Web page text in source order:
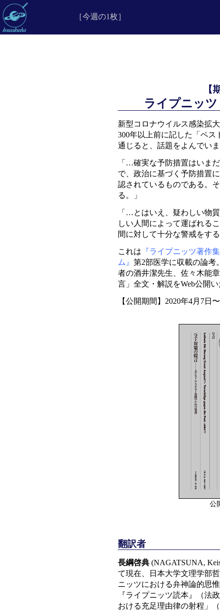
［今週の1枚］
【
ライプニッ
新型コロナウイルス感染拡
300年以上前に記した「ペ
通じると、話題をよんでい
「…確実な予防措置はいま
で、政治に基づく予防措置
認されているものである。
る。」
「…とはいえ、疑わしい物
しい人間によって運ばれる
間に対して十分な警戒をす
これは 『ライプニッツ著作
ム』 第2部医学に収載の論考
者の酒井潔先生、佐々木能
言」全文・解説をWeb公開
【公開期間】2020年4月7日
公
翻訳者
長綱啓典 (NAGATSUNA,
て現在、日本大学文理学部
ニッツにおける弁神論的思
『ライプニッツ読本』（法
おける充足理由律の射程」